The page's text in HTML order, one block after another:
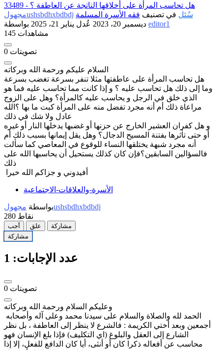
33489 - هل تحاسب المرأة على أخلاقها الناتجة عن العاطفة ؟
مجهولushsbdhxbdbdj
سُئل في تصنيف فقه الأسرة المسلمة
ديسمبر 20، 2023
عُدل يناير 21، 2025
editor1
145 مشاهدات
0 تصويتات
السلام عليكم ورحمة الله وبركاته
هل تحاسب المرأة على عاطفتها مثلا تنفر بسرعة تغضب بسرعة
وما إلى ذلك هل تحاسب عليه ؟ و إذا كانت مما تحاسب عليه فما هو
الذي خلق في الرجل و يحاسب عليه كالمرأة؟ وهل على الزوج
مراعاة ذلك أم أنه مجرد تفضل منه على المرأة كبت ما بها ؟الله
عادل ولا شك في ذلك
و هل كفران العشير الخارج عن حزنها أو غضبها يدخلها النار أو غيره
أو حتى تأثرها بفتنة المسيح الدجال؟ وهل يقل إيمانها بسبب ذلك أم
أنه مجرد شبهة يختلقها النساء للوقوع في المعاصي كما سألت
فالسؤالين السابقين؟فإن كان كذلك يستحيل أن يحاسبها الله على
ذلك
أفيدوني و جزاكم الله خيرا
الأسرة-والعلاقات-الاجتماعية
بواسطةمجهولushsbdhxbdbdj
280 نقاط
أجب علق
مشاركة
مشاركة
عدد الإجابات: 1
0 تصويتات
وعليكم السلام ورحمة الله وبركاته
أجمعين وبعد أختي الكريمة : فالشرع لا ينظر إلى العاطفة ، بل نظر
الشارع إلى العقل والبلوغ (اي التكليف) فإذا بلغ الإنسان فهو
محاسب عن أفعاله ذكرا كان أو أنثى، أيا كان الدافع للفعل، إلا إذا